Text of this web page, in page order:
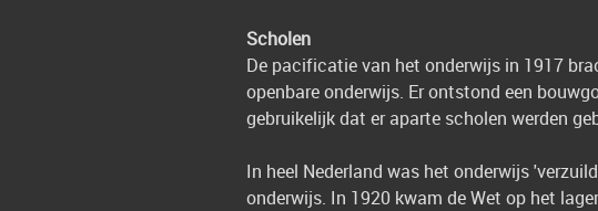
Scholen
De pacificatie van het onderwijs in 1917
openbare onderwijs. Er ontstond een
gebruikelijk dat er aparte scholen werden
In heel Nederland was het onderwijs
onderwijs. In 1920 kwam de Wet op het